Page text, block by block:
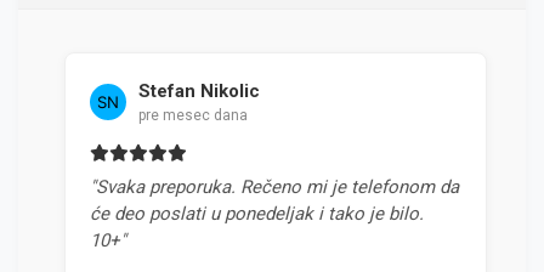
Stefan Nikolic
pre mesec dana
"Svaka preporuka. Rečeno mi je telefonom da
će deo poslati u ponedeljak i tako je bilo.
10+"